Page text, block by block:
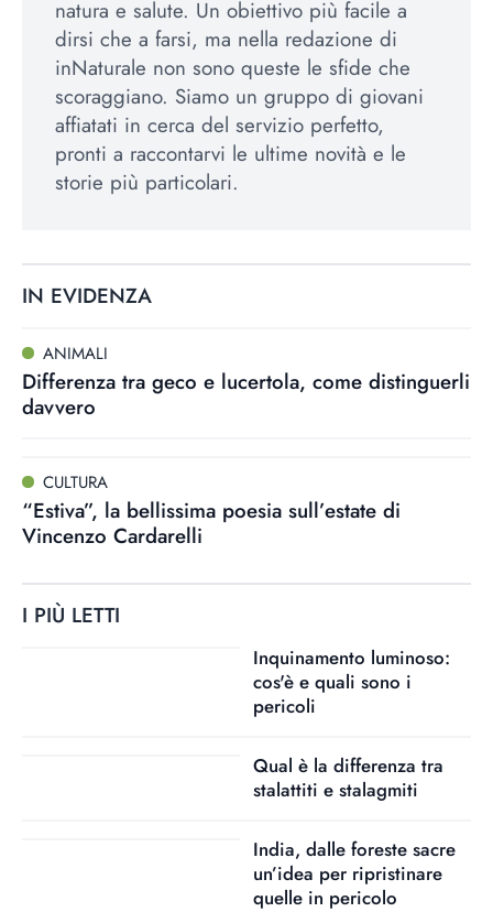
natura e salute. Un obiettivo più facile a
dirsi che a farsi, ma nella redazione di
inNaturale non sono queste le sfide che
scoraggiano. Siamo un gruppo di giovani
affiatati in cerca del servizio perfetto,
pronti a raccontarvi le ultime novità e le
storie più particolari.
IN EVIDENZA
ANIMALI
Differenza tra geco e lucertola, come distinguerli
davvero
CULTURA
“Estiva”, la bellissima poesia sull’estate di
Vincenzo Cardarelli
I PIÙ LETTI
Inquinamento luminoso:
cos'è e quali sono i
pericoli
Qual è la differenza tra
stalattiti e stalagmiti
India, dalle foreste sacre
un’idea per ripristinare
quelle in pericolo